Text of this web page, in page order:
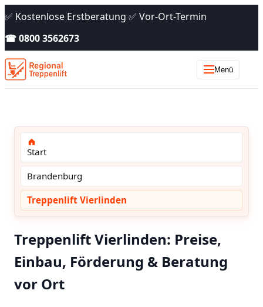
✅ Kostenlose Erstberatung ✅ Vor-Ort-Termin
☎ 0800 3562673
Menü
Start
Brandenburg
Treppenlift Vierlinden
Treppenlift Vierlinden: Preise,
Einbau, Förderung & Beratung
vor Ort